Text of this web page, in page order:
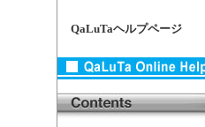
QaLuTaヘルプページ